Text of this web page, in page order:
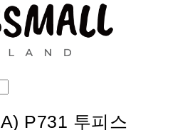
P731 투피스